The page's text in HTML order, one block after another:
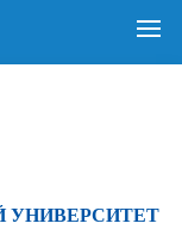
УНИВЕРСИТЕТ